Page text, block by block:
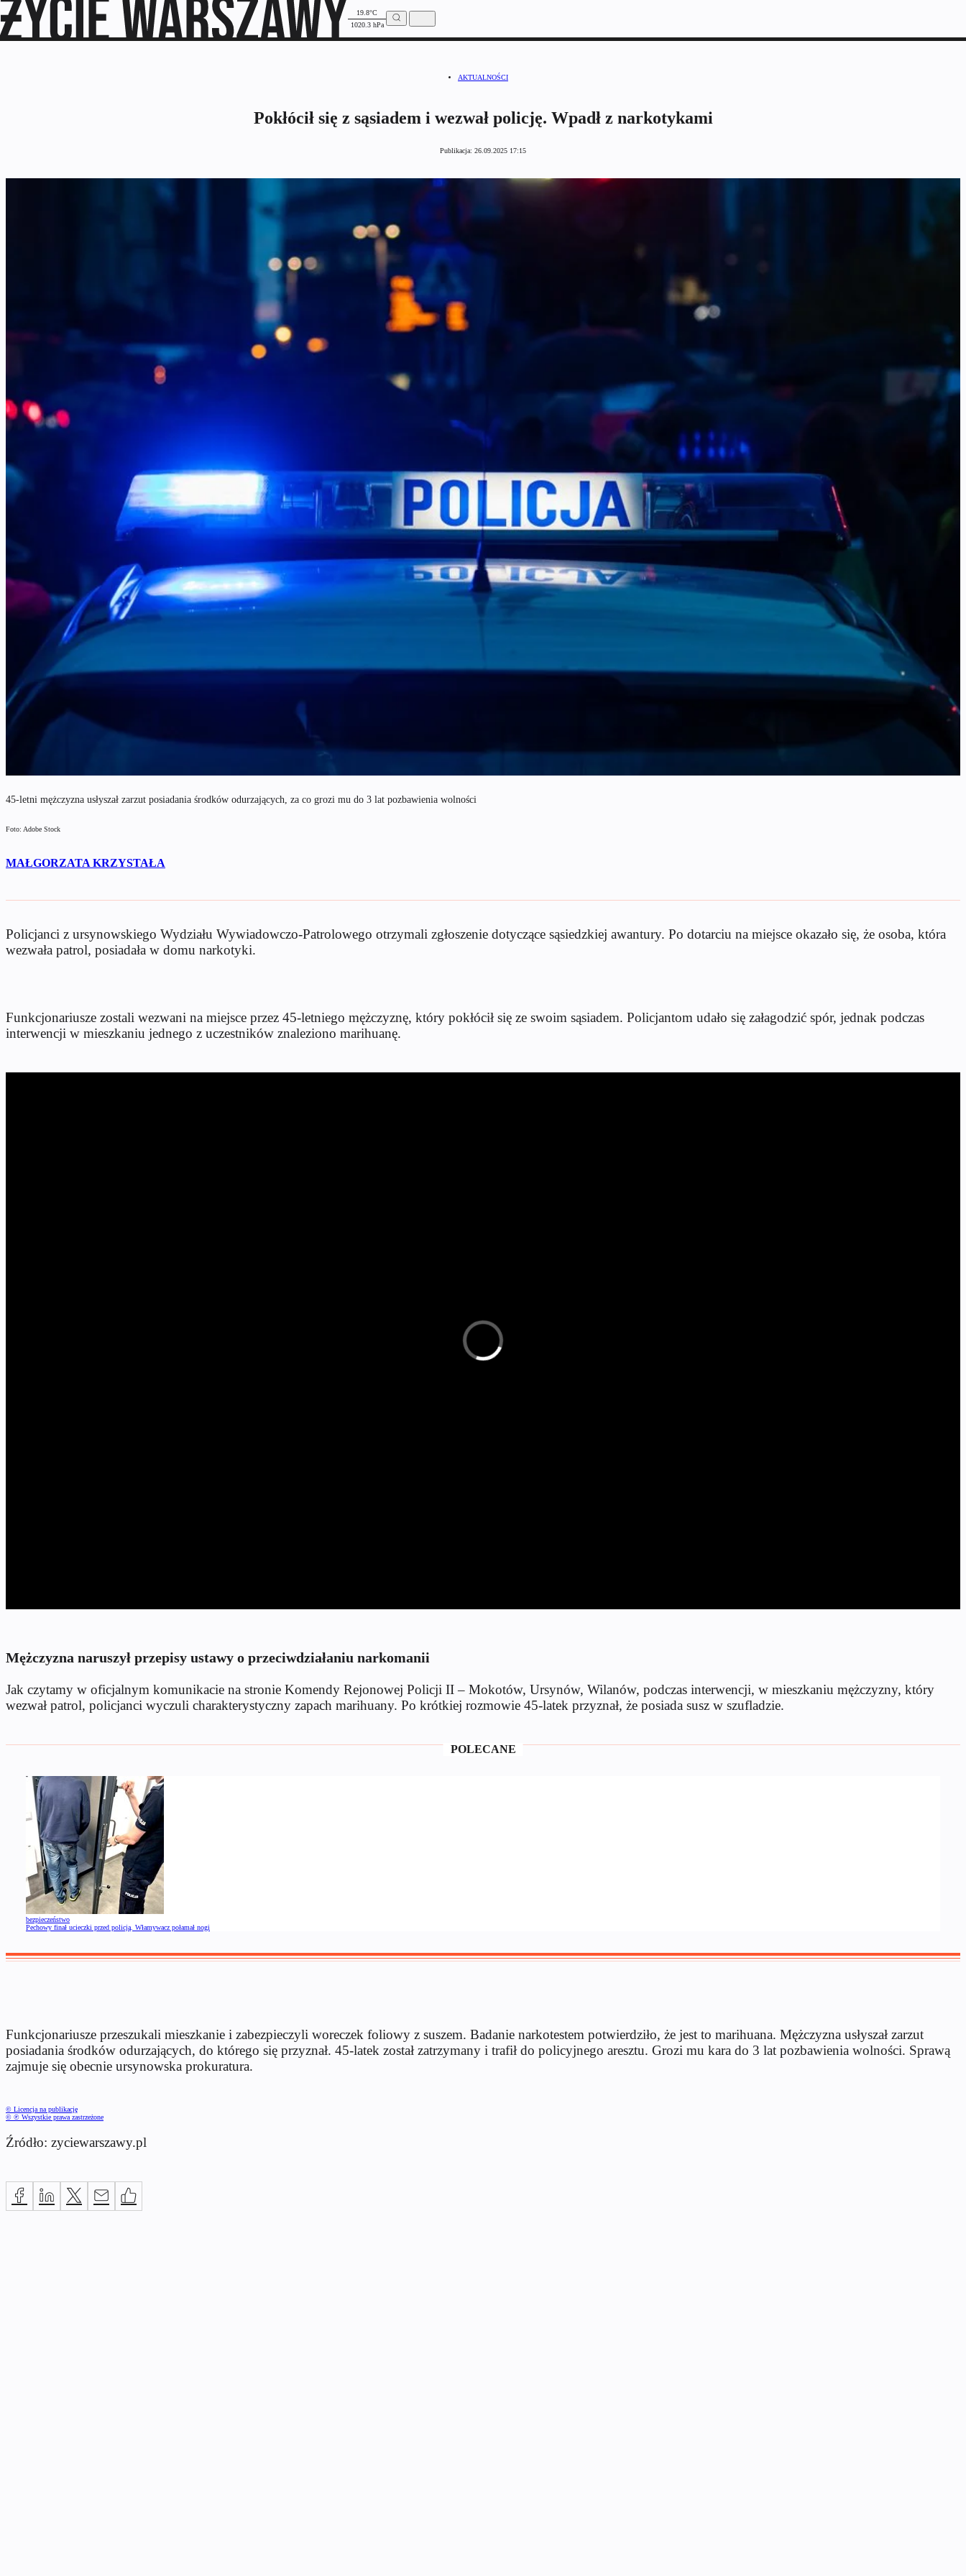
19.8°C
1020.3 hPa
AKTUALNOŚCI
Pokłócił się z sąsiadem i wezwał policję. Wpadł z narkotykami
Publikacja: 26.09.2025 17:15
45-letni mężczyzna usłyszał zarzut posiadania środków odurzających, za co grozi mu do 3 lat pozbawienia wolności
Foto: Adobe Stock
MAŁGORZATA KRZYSTAŁA
Policjanci z ursynowskiego Wydziału Wywiadowczo-Patrolowego otrzymali zgłoszenie dotyczące sąsiedzkiej awantury. Po dotarciu na miejsce okazało się, że osoba, która
wezwała patrol, posiadała w domu narkotyki.
Funkcjonariusze zostali wezwani na miejsce przez 45-letniego mężczyznę, który pokłócił się ze swoim sąsiadem. Policjantom udało się załagodzić spór, jednak podczas
interwencji w mieszkaniu jednego z uczestników znaleziono marihuanę.
Mężczyzna naruszył przepisy ustawy o przeciwdziałaniu narkomanii
Jak czytamy w oficjalnym komunikacie na stronie Komendy Rejonowej Policji II – Mokotów, Ursynów, Wilanów, podczas interwencji, w mieszkaniu mężczyzny, który
wezwał patrol, policjanci wyczuli charakterystyczny zapach marihuany. Po krótkiej rozmowie 45-latek przyznał, że posiada susz w szufladzie.
POLECANE
bezpieczeństwo
Pechowy finał ucieczki przed policją. Włamywacz połamał nogi
Funkcjonariusze przeszukali mieszkanie i zabezpieczyli woreczek foliowy z suszem. Badanie narkotestem potwierdziło, że jest to marihuana. Mężczyzna usłyszał zarzut
posiadania środków odurzających, do którego się przyznał. 45-latek został zatrzymany i trafił do policyjnego aresztu. Grozi mu kara do 3 lat pozbawienia wolności. Sprawą
zajmuje się obecnie ursynowska prokuratura.
© Licencja na publikację
© ℗ Wszystkie prawa zastrzeżone
Źródło: zyciewarszawy.pl